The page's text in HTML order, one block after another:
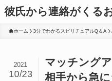
彼氏から連絡がくる
ホーム 3分でわかるスピリチュアルQ＆A
マッチング
相手から急
2021
10/23